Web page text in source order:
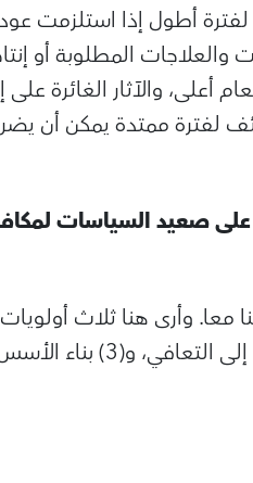
لفترة أطول إذا استلزمت
والعلاجات المطلوبة أو
والآثار الغائرة على
لفترة ممتدة يمكن أن
على صعيد السياسات
الأزمة الصحية، و(2) تدعيم الجسر